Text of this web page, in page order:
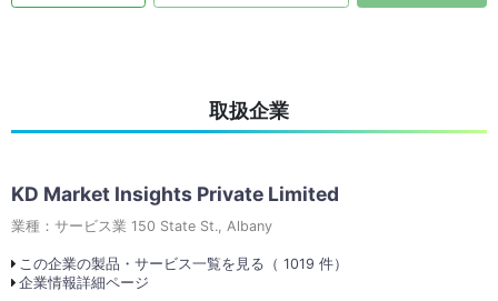
取扱企業
KD Market Insights Private Limited
業種：サービス業 150 State St., Albany
この企業の製品・サービス一覧を見る（ 1019 件）
企業情報詳細ページ